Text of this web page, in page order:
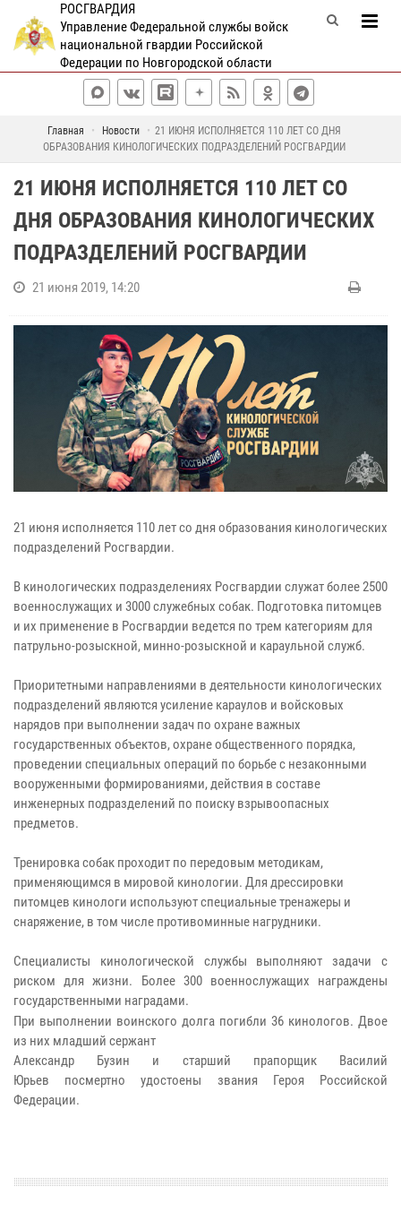
РОСГВАРДИЯ
Управление Федеральной службы войск
национальной гвардии Российской
Федерации по Новгородской области
Главная Новости
21 ИЮНЯ ИСПОЛНЯЕТСЯ 110 ЛЕТ СО ДНЯ
ОБРАЗОВАНИЯ КИНОЛОГИЧЕСКИХ ПОДРАЗДЕЛЕНИЙ РОСГВАРДИИ
21 ИЮНЯ ИСПОЛНЯЕТСЯ 110 ЛЕТ СО
ДНЯ ОБРАЗОВАНИЯ КИНОЛОГИЧЕСКИХ
ПОДРАЗДЕЛЕНИЙ РОСГВАРДИИ
21 июня 2019, 14:20
21 июня исполняется 110 лет со дня образования кинологических
подразделений Росгвардии.
В кинологических подразделениях Росгвардии служат более 2500
военнослужащих и 3000 служебных собак. Подготовка питомцев
и их применение в Росгвардии ведется по трем категориям для
патрульно-розыскной, минно-розыскной и караульной служб.
Приоритетными направлениями в деятельности кинологических
подразделений являются усиление караулов и войсковых
нарядов при выполнении задач по охране важных
государственных объектов, охране общественного порядка,
проведении специальных операций по борьбе с незаконными
вооруженными формированиями, действия в составе
инженерных подразделений по поиску взрывоопасных
предметов.
Тренировка собак проходит по передовым методикам,
применяющимся в мировой кинологии. Для дрессировки
питомцев кинологи используют специальные тренажеры и
снаряжение, в том числе противоминные нагрудники.
Специалисты кинологической службы выполняют задачи с
риском для жизни. Более 300 военнослужащих награждены
государственными наградами.
При выполнении воинского долга погибли 36 кинологов. Двое
из них младший сержант
Александр Бузин и старший прапорщик
Василий
Юрьев посмертно удостоены звания Героя Российской
Федерации.